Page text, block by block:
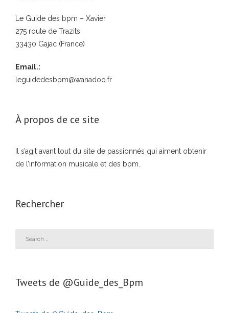
Le Guide des bpm – Xavier
275 route de Trazits
33430 Gajac (France)
Email.:
leguidedesbpm@wanadoo.fr
À propos de ce site
Il s’agit avant tout du site de passionnés qui aiment obtenir
de l’information musicale et des bpm.
Rechercher
Tweets de ‎@Guide_des_Bpm